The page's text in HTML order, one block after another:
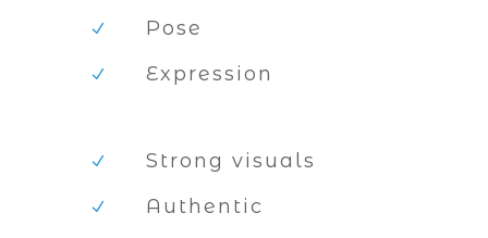
Pose
Expression
Strong visuals
Authentic